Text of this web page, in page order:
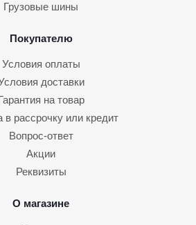
Грузовые шины
Покупателю
Условия оплаты
доставки
на товар
в рассрочку или кредит
Вопрос-ответ
Акции
Реквизиты
О магазине